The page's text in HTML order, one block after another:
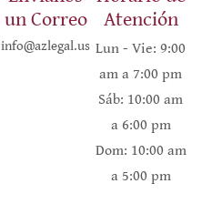
un Correo
info@azlegal.us
Atención
Lun - Vie: 9:00
am a 7:00 pm
Sáb: 10:00 am
a 6:00 pm
Dom: 10:00 am
a 5:00 pm